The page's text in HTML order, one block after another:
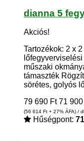
dianna 5
Akciós!
Tartozékok: 2 x
műszaki
támaszték
sörétes, golyós
79 690 Ft 71 900
(56 614 Ft + 27% ÁFA) /
Hűségpont: